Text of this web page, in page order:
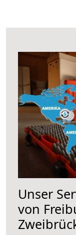
Unser
von